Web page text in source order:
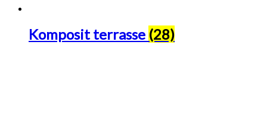
Komposit terrasse (28)